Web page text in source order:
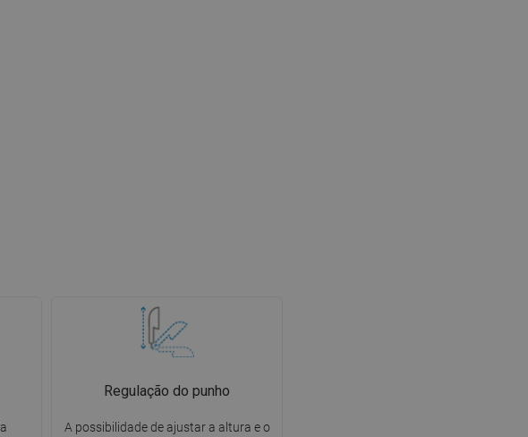
Regulação do punho
A possibilidade de ajustar a altura e o